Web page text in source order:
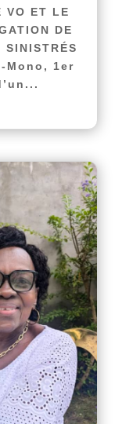
VO ET LE
DE
SINISTRÉS
Mono, 1er